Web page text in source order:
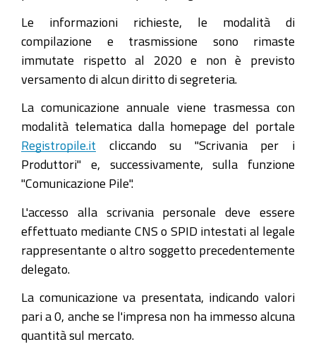
Le informazioni richieste, le modalità di
compilazione e trasmissione sono rimaste
immutate rispetto al 2020 e non è previsto
versamento di alcun diritto di segreteria.
La comunicazione annuale viene trasmessa con
modalità telematica dalla homepage del portale
Registropile.it cliccando su "Scrivania per i
Produttori" e, successivamente, sulla funzione
"Comunicazione Pile".
L'accesso alla scrivania personale deve essere
effettuato mediante CNS o SPID intestati al legale
rappresentante o altro soggetto precedentemente
delegato.
La comunicazione va presentata, indicando valori
pari a 0, anche se l'impresa non ha immesso alcuna
quantità sul mercato.